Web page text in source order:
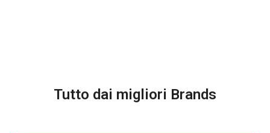
Tutto dai migliori Brands